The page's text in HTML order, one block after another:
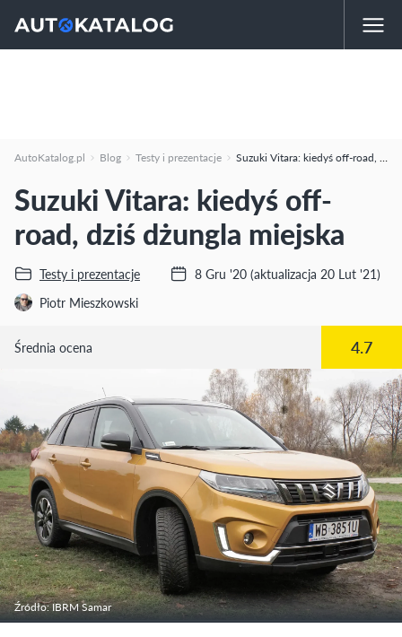
AutoKatalog.pl Blog Testy i prezentacje Suzuki Vitara: kiedyś off-road, dziś dżungla miejska
Suzuki Vitara: kiedyś off-
road, dziś dżungla miejska
Testy i prezentacje
Piotr Mieszkowski
8 Gru '20 (aktualizacja 20 Lut '21)
Średnia ocena 4.7
Źródło: IBRM Samar